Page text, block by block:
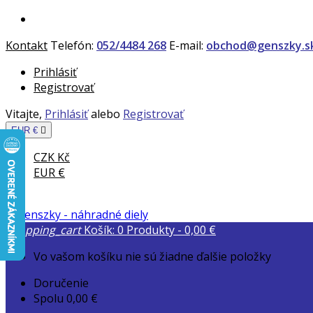
Kontakt Telefón: 052/4484 268 E-mail:
Prihlásiť
Registrovať
Vitajte, Prihlásiťalebo Registrovať
EUR € 
CZK Kč
EUR €
shopping_cart Košík: 0 Produkty - 0,00 €
Vo vašom košíku nie sú žiadne ďalšie položky
Doručenie
Spolu 0,00 €